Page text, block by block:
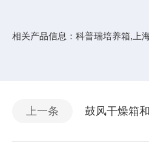
相关产品信息： 科普瑞培养箱, 上
上一条 鼓风干燥箱